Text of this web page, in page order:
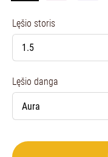
Lęšio storis
Lęšio danga